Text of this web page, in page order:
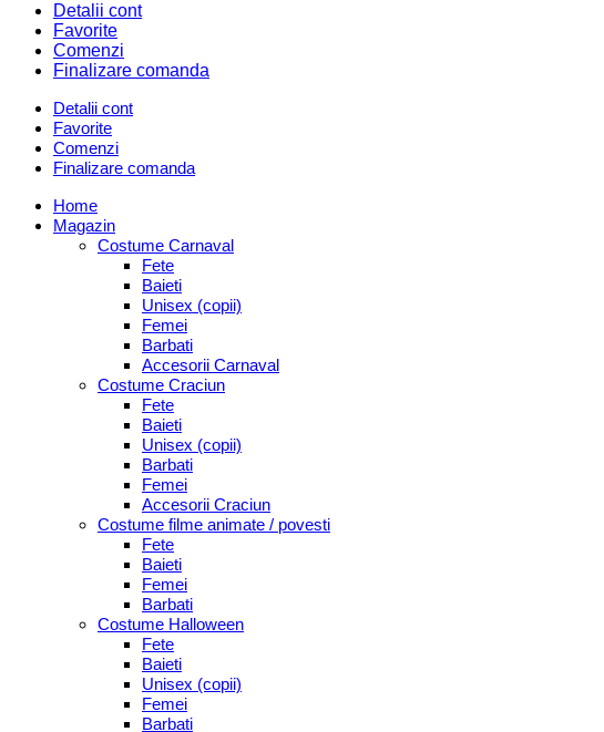
Detalii cont
Favorite
Comenzi
Finalizare comanda
Detalii cont
Favorite
Comenzi
Finalizare comanda
Home
Magazin
Costume Carnaval
Fete
Baieti
Unisex (copii)
Femei
Barbati
Accesorii Carnaval
Costume Craciun
Fete
Baieti
Unisex (copii)
Barbati
Femei
Accesorii Craciun
Costume filme animate / povesti
Fete
Baieti
Femei
Barbati
Costume Halloween
Fete
Baieti
Unisex (copii)
Femei
Barbati